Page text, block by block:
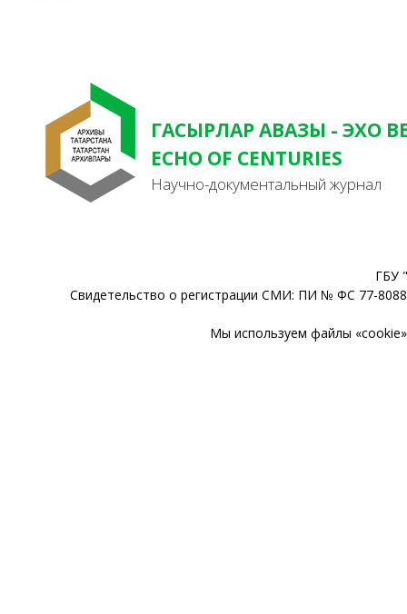
ГАСЫРЛАР АВАЗЫ - ЭХО
ECHO OF CENTURIES
Научно-документальный журнал
ГБУ
Свидетельство о регистрации СМИ: ПИ № ФС 77-
Мы используем файлы «cookie»